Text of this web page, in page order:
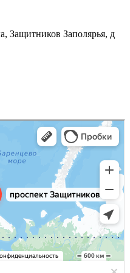
Защитников Заполярья, д